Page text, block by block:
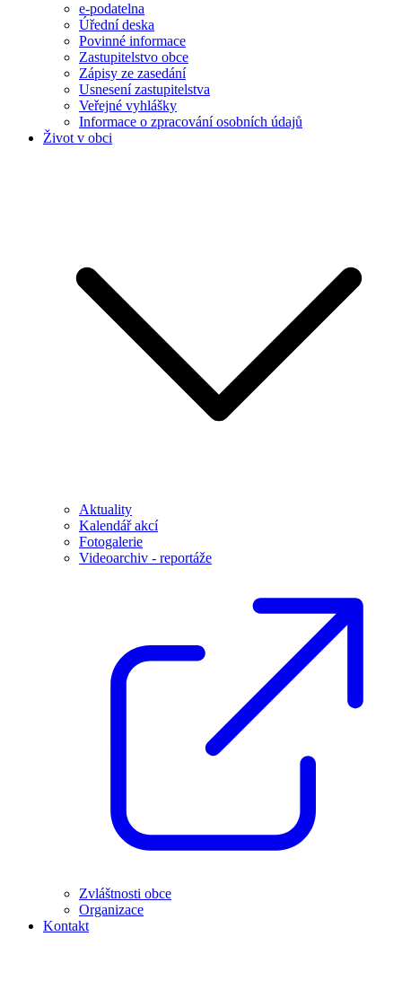
e-podatelna
Úřední deska
Povinné informace
Zastupitelstvo obce
Zápisy ze zasedání
Usnesení zastupitelstva
Veřejné vyhlášky
Informace o zpracování osobních údajů
Život v obci
Aktuality
Kalendář akcí
Fotogalerie
Videoarchiv - reportáže
Zvláštnosti obce
Organizace
Kontakt